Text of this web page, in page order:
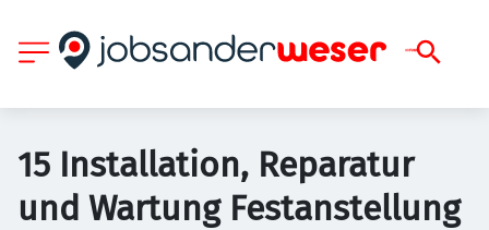
15 Installation, Reparatur
und Wartung Festanstellung